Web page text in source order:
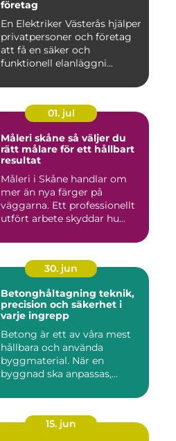
företag
En Elektriker Västerås hjälper
privatpersoner och företag
att få en säker och
funktionell elanläggni...
01. jul
Måleri skåne så väljer du
rätt målare för ett hållbart
resultat
Måleri i Skåne handlar om
mer än nya färger på
väggarna. Ett professionellt
utfört arbete skyddar hu...
30. jun
Betonghåltagning teknik,
precision och säkerhet i
varje ingrepp
Betong är ett av våra mest
hållbara och använda
byggmaterial. När en
byggnad ska anpassas,
15. jun